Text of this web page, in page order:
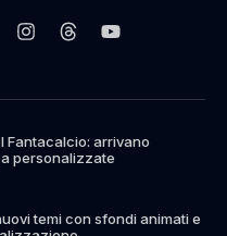
Fantacalcio: arrivano
personalizzate
temi con sfondi animati e